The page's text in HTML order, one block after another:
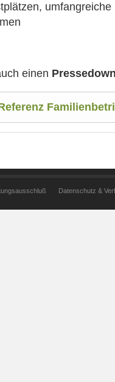
einen
Datenschutz &